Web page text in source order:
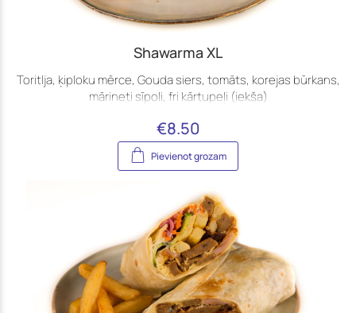
Shawarma XL
Toritlja, ķiploku mērce, Gouda siers, tomāts, korejas būrkans,
mārineti sīpoli, fri kārtupeļi (iekša)
€8.50
Pievienot grozam